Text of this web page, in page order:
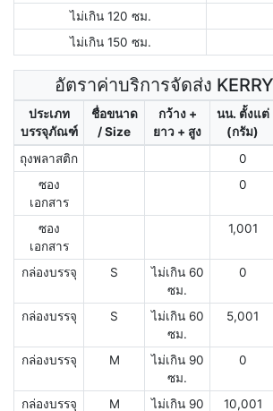
ไม่เกิน 120 ซม.
ไม่เกิน 150 ซม.
อัตราค่าบริการจัดส่ง
ประเภท
บรรจุภัณฑ์
ชื่อขนาด
/ Size
กว้าง +
ยาว + สูง
นน. ตั้งแต่
(กรัม)
ถุงพลาสติก
0
ซอง
เอกสาร
0
ซอง
เอกสาร
1,001
กล่องบรรจุ S
ไม่เกิน 60
ซม.
0
กล่องบรรจุ S
ไม่เกิน 60
ซม.
5,001
กล่องบรรจุ M
ไม่เกิน 90
ซม.
0
กล่องบรรจุ M
ไม่เกิน 90
10,001